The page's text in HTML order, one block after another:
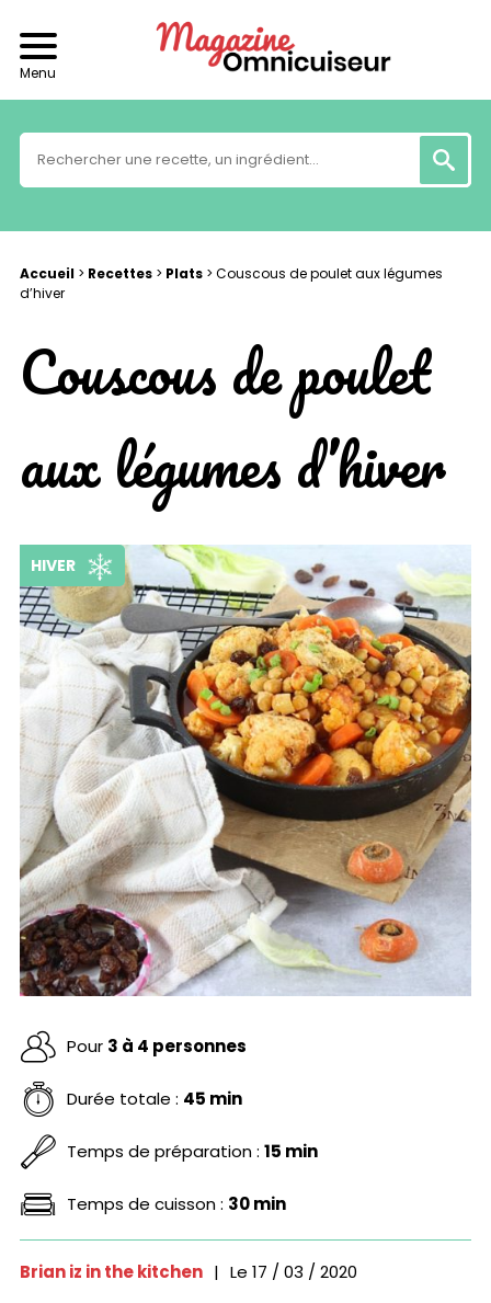
Menu
Accueil> Recettes> Plats> Couscous de poulet aux légumes
d’hiver
Couscous de poulet
aux légumes d’hiver
HIVER
Pour 3 à 4 personnes
Durée totale : 45 min
Temps de préparation : 15 min
Temps de cuisson : 30 min
Brian iz in the kitchen | Le 17 / 03 / 2020